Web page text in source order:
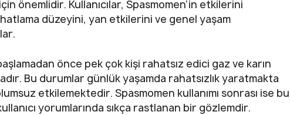
önemlidir. Kullanıcılar, Spasmomen’in etkilerini
düzeyini, yan etkilerini ve genel yaşam
önce pek çok kişi rahatsız edici gaz ve karın
Bu durumlar günlük yaşamda rahatsızlık yaratmakta
etkilemektedir. Spasmomen kullanımı sonrası ise bu
yorumlarında sıkça rastlanan bir gözlemdir.